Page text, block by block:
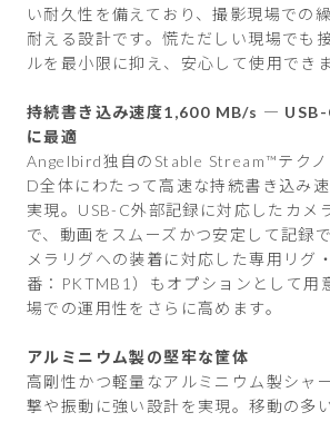
い耐久性を備えており、撮影現場での
耐える設計です。慌ただしい現場でも
ルを最小限に抑え、安心して使用できま
持続書き込み速度1,600 MB/s ― USB-
に最適
Angelbird独自のStable Stream™テクノ
D全体にわたって高速な持続書き込み
実現。USB-C外部記録に対応したカメ
で、動画をスムーズかつ安定して記録
メラリグへの装着に対応した専用リグ
番：PKTMB1）もオプションとして用
場での運用性をさらに高めます。
アルミニウム製の堅牢な筐体
高剛性かつ軽量なアルミニウム製シャ
撃や振動に強い設計を実現。移動の多